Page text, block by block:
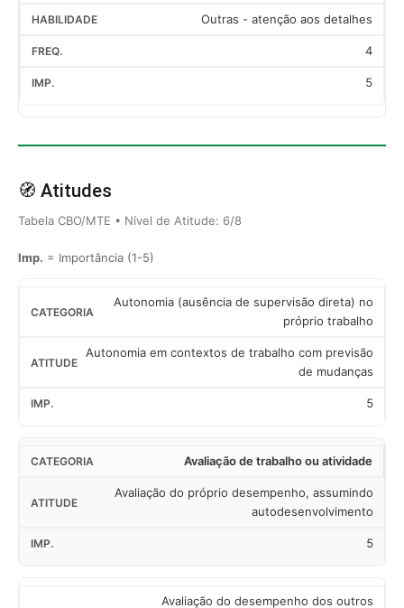
Outras - atenção aos detalhes
4
5
🧭 Atitudes
Tabela CBO/MTE • Nível de Atitude: 6/8
Imp. = Importância (1-5)
Autonomia (ausência de supervisão direta) no
próprio trabalho
Autonomia em contextos de trabalho com previsão
de mudanças
5
Avaliação de trabalho ou atividade
Avaliação do próprio desempenho, assumindo
autodesenvolvimento
5
Avaliação do desempenho dos outros